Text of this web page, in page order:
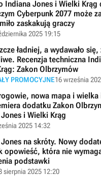
Indiana Jones i Wielki Krąg
Cyberpunk 2077 może
zaskakują graczy
2025 19:15
ładniej, a wydawało się,
Recenzja techniczna
Zakon Olbrzymów
PROMOCYJNE16 września
nowa mapa i wielka
dodatku Zakon
i Wielki Krąg
2025 14:32
na skróty. Nowy
opowieść, która nie
podstawki
sierpnia 2025 12:20